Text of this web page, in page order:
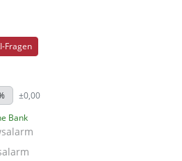
Fragen
±0,00
Bank